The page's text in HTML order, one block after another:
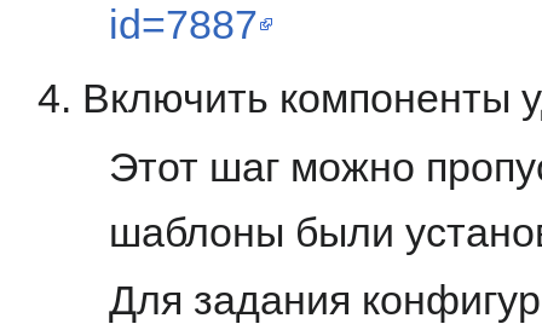
id=7887
Включить компоненты
Этот шаг можно
шаблоны были
Для задания